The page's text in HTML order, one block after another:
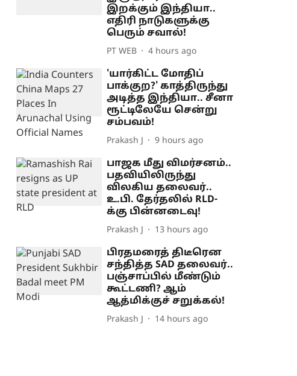
இறக்கும் இந்தியா..
எதிரி நாடுகளுக்கு
பெரும் சவால்!
PT WEB 4 hours ago
'யார்கிட்ட மோதிப்
பாக்குற?' காத்திருந்து
அடித்த இந்தியா.. சீனா
ரூட்டிலேயே சென்று
சம்பவம்!
Prakash J 9 hours ago
பாஜக மீது விமர்சனம்..
பதவியிலிருந்து
விலகிய தலைவர்..
உ.பி. தேர்தலில் RLD-
க்கு பின்னடைவு!
Prakash J 13 hours ago
பிரதமரைத் திடீரென
சந்தித்த SAD தலைவர்..
பஞ்சாப்பில் மீண்டும்
கூட்டணி? ஆம்
ஆத்மிக்குச் சறுக்கல்!
Prakash J 14 hours ago